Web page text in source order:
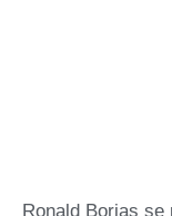
Ronald Borjas se